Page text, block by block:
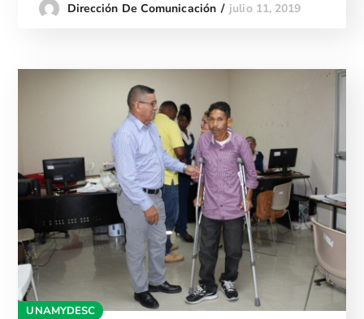
Dirección De Comunicación julio 11, 2019
UNAMYDESC